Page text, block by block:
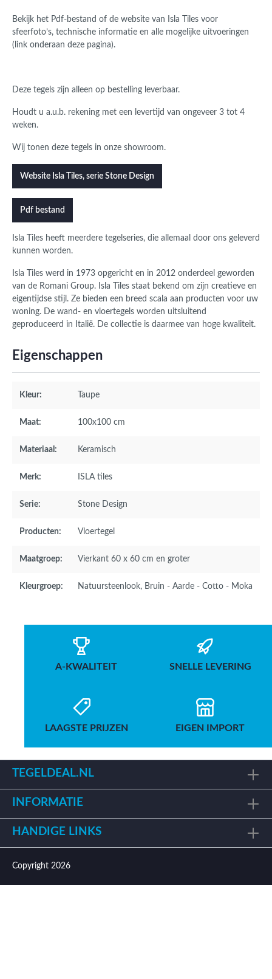
Bekijk het Pdf-bestand of de website van Isla Tiles voor
sfeerfoto’s, technische informatie en alle mogelijke uitvoeringen
(link onderaan deze pagina).
Deze tegels zijn alleen op bestelling leverbaar.
Houdt u a.u.b. rekening met een levertijd van ongeveer 3 tot 4
weken.
Wij tonen deze tegels in onze showroom.
Website Isla Tiles, serie Stone Design
Pdf bestand
Isla Tiles heeft meerdere tegelseries, die allemaal door ons geleverd
kunnen worden.
Isla Tiles werd in 1973 opgericht en in 2012 onderdeel geworden
van de Romani Group. Isla Tiles staat bekend om zijn creatieve en
eigentijdse stijl. Ze bieden een breed scala aan producten voor uw
woning. De wand- en vloertegels worden uitsluitend
geproduceerd in Italië. De collectie is daarmee van hoge kwaliteit.
Eigenschappen
Kleur: Taupe
Maat: 100x100 cm
Materiaal: Keramisch
Merk: ISLA tiles
Serie: Stone Design
Producten: Vloertegel
Maatgroep: Vierkant 60 x 60 cm en groter
Kleurgroep: Natuursteenlook, Bruin - Aarde - Cotto - Moka
A-KWALITEIT SNELLE LEVERING
LAAGSTE PRIJZEN EIGEN IMPORT
TEGELDEAL.NL
INFORMATIE
HANDIGE LINKS
Copyright 2026